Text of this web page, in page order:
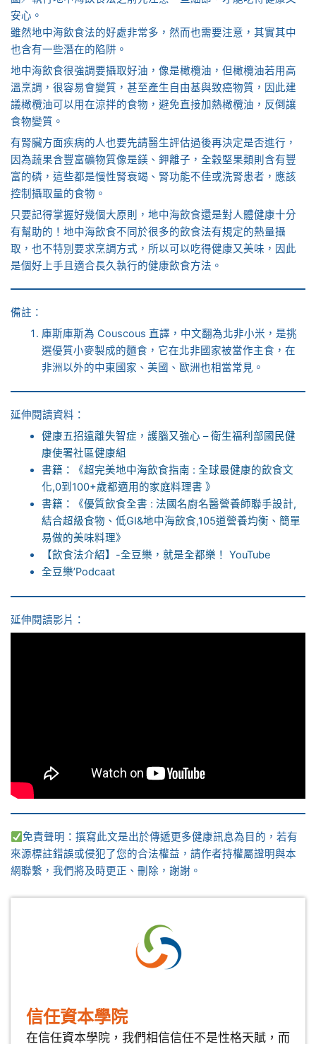
安心。
雖然地中海飲食法的好處非常多，然而也需要注意，其實其中
也含有一些潛在的陷阱。
地中海飲食很強調要攝取好油，像是橄欖油，但橄欖油若用高
溫烹調，很容易會變質，甚至產生自由基與致癌物質，因此建
議橄欖油可以用在涼拌的食物，避免直接加熱橄欖油，反倒讓
食物變質。
有腎臟方面疾病的人也要先請醫生評估過後再決定是否進行，
因為蔬果含豐富礦物質像是鎂、鉀離子，全穀堅果類則含有豐
富的磷，這些都是慢性腎衰竭、腎功能不佳或洗腎患者，應該
控制攝取量的食物。
只要記得掌握好幾個大原則，地中海飲食還是對人體健康十分
有幫助的！地中海飲食不同於很多的飲食法有規定的熱量攝
取，也不特別要求烹調方式，所以可以吃得健康又美味，因此
是個好上手且適合長久執行的健康飲食方法。
備註：
庫斯庫斯為 Couscous 直譯，中文翻為北非小米，是挑
選優質小麥製成的麵食，它在北非國家被當作主食，在
非洲以外的中東國家、美國、歐洲也相當常見。
延伸閱讀資料：
健康五招遠離失智症，護腦又強心 – 衛生福利部國民健
康使署社區健康組
書籍：《超完美地中海飲食指南 : 全球最健康的飲食文
化,0到100+歲都適用的家庭料理書 》
書籍：《優質飲食全書 : 法國名廚名醫營養師聯手設計,
結合超級食物、低GI&地中海飲食,105道營養均衡、簡單
易做的美味料理》
【飲食法介紹】-全豆樂，就是全都樂！ YouTube
全豆樂’Podcaat
延伸閱讀影片：
免責聲明：撰寫此文是出於傳遞更多健康訊息為目的，若有
來源標註錯誤或侵犯了您的合法權益，請作者持權屬證明與本
網聯繫，我們將及時更正、刪除，謝謝。
信任資本學院
在信任資本學院，我們相信信任不是性格天賦，而